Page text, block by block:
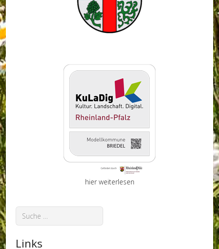
hier weiterlesen
Suchen
Links